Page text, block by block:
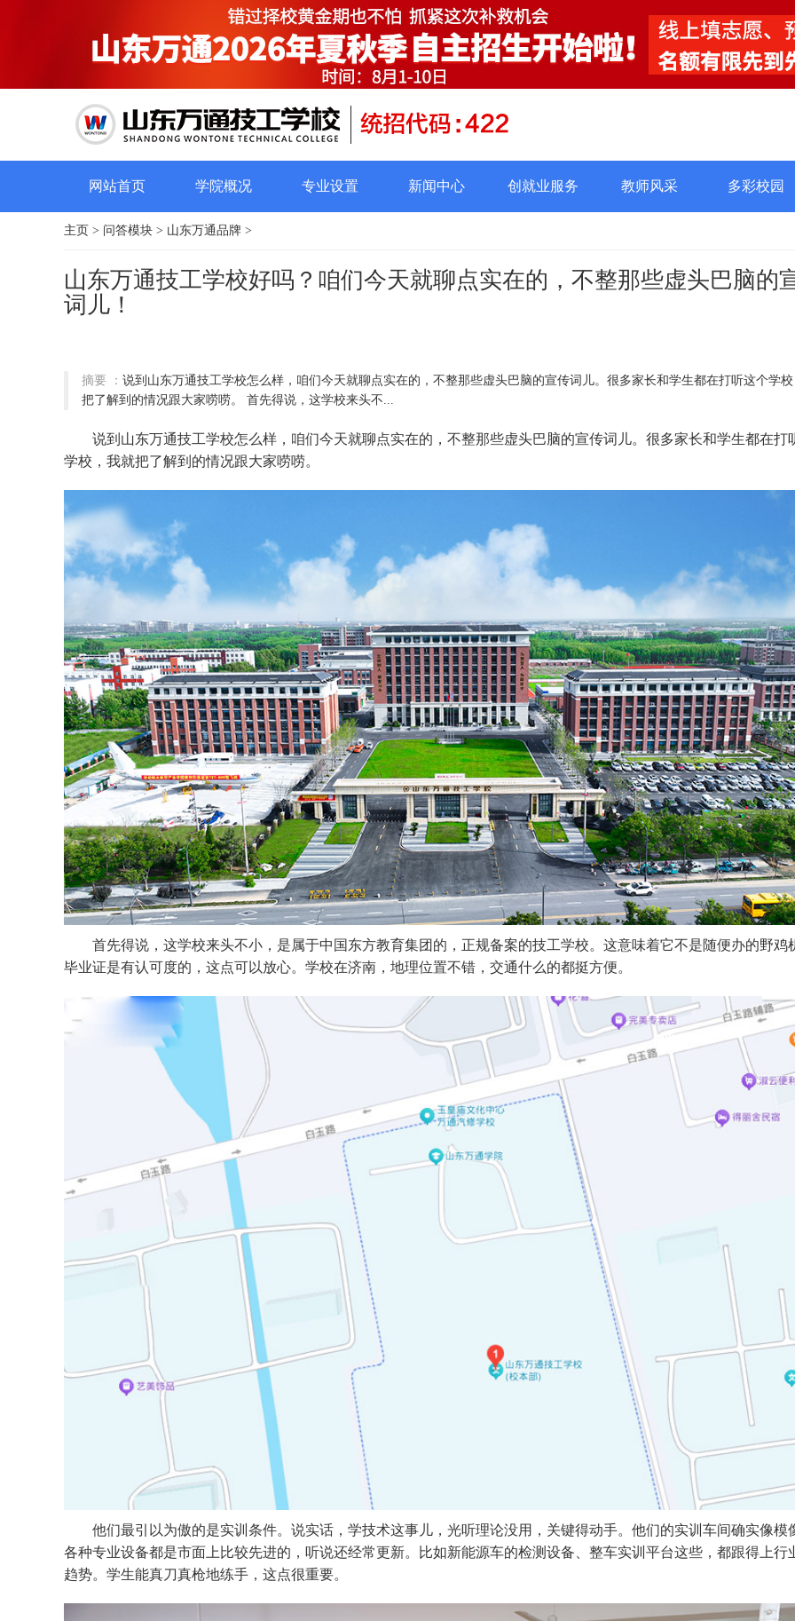
网站首页 学院概况 专业设置 新闻中心 创就业服务 教师风采 多彩校园
主页 > 问答模块 > 山东万通品牌 >
山东万通技工学校好吗？咱们今天就聊点实在的，不整那些虚头巴脑的
词儿！
摘要 ： 说到山东万通技工学校怎么样，咱们今天就聊点实在的，不整那些虚头巴脑的宣传词儿。很多家长和学生都在打听这个学
把了解到的情况跟大家唠唠。 首先得说，这学校来头不...
说到山东万通技工学校怎么样，咱们今天就聊点实在的，不整那些虚头巴脑的宣传词儿。很多家长和学生都在打
学校，我就把了解到的情况跟大家唠唠。
首先得说，这学校来头不小，是属于中国东方教育集团的，正规备案的技工学校。这意味着它不是随便办的野鸡
毕业证是有认可度的，这点可以放心。学校在济南，地理位置不错，交通什么的都挺方便。
他们最引以为傲的是实训条件。说实话，学技术这事儿，光听理论没用，关键得动手。他们的实训车间确实像模
各种专业设备都是市面上比较先进的，听说还经常更新。比如新能源车的检测设备、整车实训平台这些，都跟得上行
趋势。学生能真刀真枪地练手，这点很重要。